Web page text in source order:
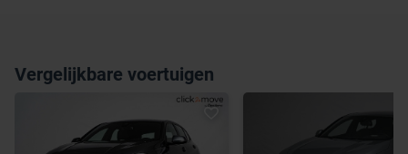
Vergelijkbare voertuigen